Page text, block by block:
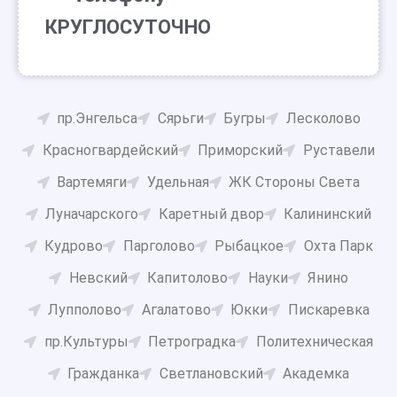
КРУГЛОСУТОЧНО
пр.Энгельса Сярьги Бугры
Лесколово
Красногвардейский
Приморский
Руставели
Вартемяги
Удельная
ЖК Стороны Света
Луначарского
Каретный двор
Калининский
Кудрово
Парголово Рыбацкое
Охта Парк
Невский
Капитолово Науки
Янино
Лупполово
Агалатово Юкки
Пискаревка
пр.Культуры
Петроградка
Политехническая
Гражданка
Светлановский Академка